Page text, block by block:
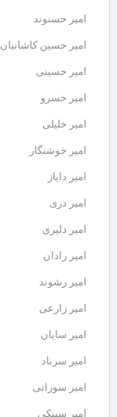
امیر حسنوند
امیر حسین کاشانیان
امیر حسینی
امیر خسرو
امیر خلیلی
امیر خوشنگار
امیر دایاز
امیر دری
امیر دلیری
امیر رادان
امیر رشوند
امیر زارعی
امیر سایان
امیر سرناد
امیر سورانی
امیر سینکی